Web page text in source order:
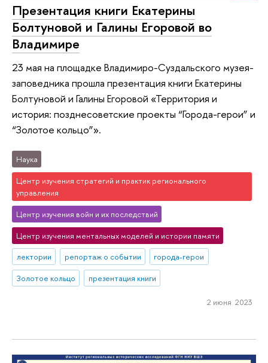
Презентация книги Екатерины
Болтуновой и Галины Егоровой во
Владимире
23 мая на площадке Владимиро-Суздальского музея-
заповедника прошла презентация книги Екатерины
Болтуновой и Галины Егоровой «Территория и
история: позднесоветские проекты “Города-герои” и
“Золотое кольцо”».
Наука
Центр изучения стратегий и практик регионального
управления
Центр изучения войн и их последствий
Центр изучения ментальных моделей и истории памяти
лектории
репортаж о событии
города-герои
Золотое кольцо
презентация книги
2 июня 2023